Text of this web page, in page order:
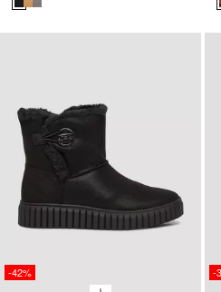
-42% -